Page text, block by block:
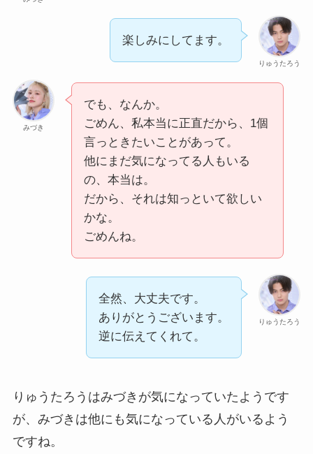
りゅうたろう
楽しみにしてます。
みづき
でも、なんか。
ごめん、私本当に正直だから、1個
言っときたいことがあって。
他にまだ気になってる人もいる
の、本当は。
だから、それは知っといて欲しい
かな。
ごめんね。
りゅうたろう
全然、大丈夫です。
ありがとうございます。
逆に伝えてくれて。
りゅうたろうはみづきが気になっていたようです
が、みづきは他にも気になっている人がいるよう
ですね。